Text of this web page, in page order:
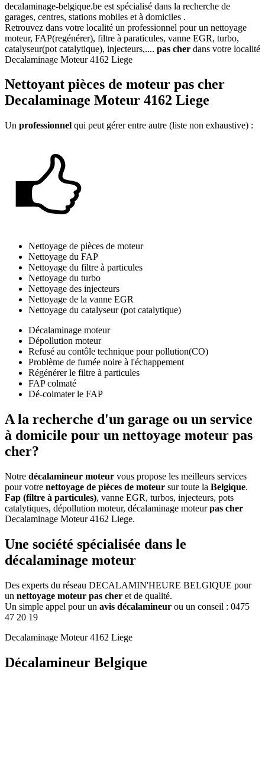
decalaminage-belgique.be est spécialisé dans la recherche de
garages, centres, stations mobiles et à domiciles .
Retrouvez dans votre localité un professionnel pour un nettoyage
moteur, FAP(regénérer), filtre à paraticules, vanne EGR, turbo,
catalyseur(pot catalytique), injecteurs,.... pas cher dans votre localité
Decalaminage Moteur 4162 Liege
Nettoyant pièces de moteur pas cher
Decalaminage Moteur 4162 Liege
Un professionnel qui peut gérer entre autre (liste non exhaustive) :
Nettoyage de pièces de moteur
Nettoyage du FAP
Nettoyage du filtre à particules
Nettoyage du turbo
Nettoyage des injecteurs
Nettoyage de la vanne EGR
Nettoyage du catalyseur (pot catalytique)
Décalaminage moteur
Dépollution moteur
Refusé au contôle technique pour pollution(CO)
Problème de fumée noire à l'échappement
Régénérer le filtre à particules
FAP colmaté
Dé-colmater le FAP
A la recherche d'un garage ou un service
à domicile pour un nettoyage moteur pas
cher?
Notre décalamineur moteur vous propose les meilleurs services
pour votre nettoyage de pièces de moteur sur toute la Belgique.
Fap (filtre à particules), vanne EGR, turbos, injecteurs, pots
catalytiques, dépollution moteur, décalaminage moteurpas cher
Decalaminage Moteur 4162 Liege.
Une société spécialisée dans le
décalaminage moteur
Des experts du réseau DECALAMIN'HEURE BELGIQUE pour
un nettoyage moteur pas cher et de qualité.
Un simple appel pour un avis décalamineur ou un conseil : 0475
47 20 19
Decalaminage Moteur 4162 Liege
Décalamineur Belgique